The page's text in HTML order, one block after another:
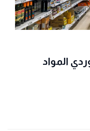
المواد